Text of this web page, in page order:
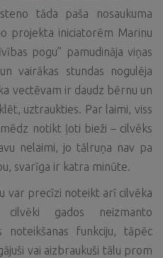
tāda paša nosaukuma
projekta iniciatorēm Marinu
pogu” pamudināja viņas
vairākas stundas nogulēja
vectēvam ir daudz bērnu un
uztraukties. Par laimi, viss
mēdz notikt ļoti bieži – cilvēks
nelaimi, jo tālruņa nav pa
svarīga ir katra minūte.
var precīzi noteikt arī cilvēka
gados neizmanto
noteikšanas funkciju, tāpēc
vai aizbraukuši tālu prom